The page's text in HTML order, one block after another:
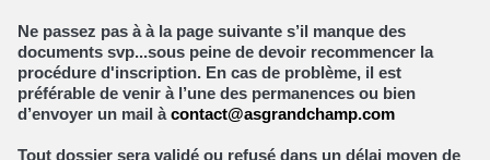
Ne passez pas à à la page suivante s’il manque des
documents svp...sous peine de devoir recommencer la
procédure d'inscription. En cas de problème, il est
préférable de venir à l’une des permanences ou bien
d’envoyer un mail àcontact@asgrandchamp.com
Tout dossier sera validé ou refusé dans un délai moyen de